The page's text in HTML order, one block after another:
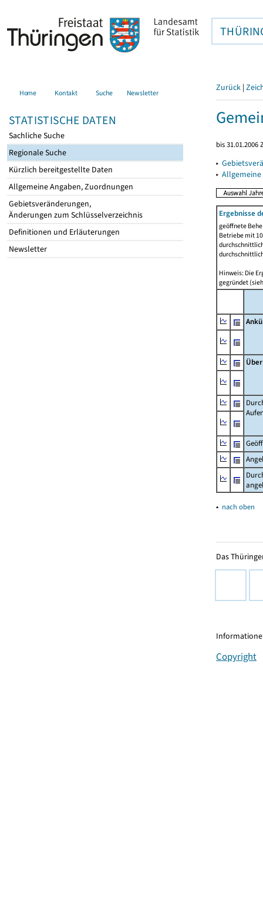
Home Kontakt Suche Newsletter
STATISTISCHE DATEN
Sachliche Suche
Regionale Suche
Kürzlich bereitgestellte Daten
Allgemeine Angaben, Zuordnungen
Gebietsveränderungen,
Änderungen zum Schlüsselverzeichnis
Definitionen und Erläuterungen
Newsletter
Zurück |
bis 31.01.2006
▸
▸
Ergebnisse
geöffnete
Betriebe mit
Hinweis: Die
gegründet
▴ nach oben
Das
Copyright